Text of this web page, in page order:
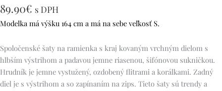
89.90€ s DPH
Modelka má výšku 164 cm a má na sebe veľkosť S.
Spoločenské šaty na ramienka s kraj kovaným vrchným dielom s
hlbším výstrihom a padavou jemne riasenou, šifónovou sukničkou.
Hrudník je jemne vystužený, ozdobený flitrami a korálkami. Zadný
diel je s výstrihom a so zapínaním na zips. Tieto šaty sú trendy a